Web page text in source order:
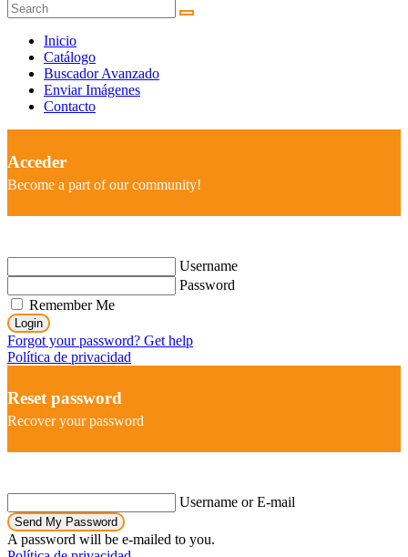
Inicio
Catálogo
Buscador Avanzado
Enviar Imágenes
Contacto
Acceder
Become a part of our community!
Username
Password
Remember Me
Login
Forgot your password? Get help
Política de privacidad
Reset password
Recover your password
Username or E-mail
Send My Password
A password will be e-mailed to you.